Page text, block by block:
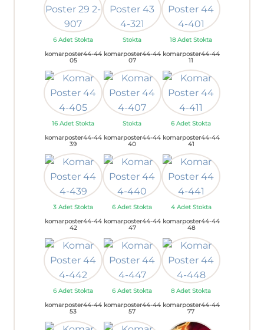
6 Adet Stokta Stokta
18 Adet Stokta
komarposter44-44
05
16 Adet Stokta
komarposter44-44
07
Stokta
komarposter44-44
11
6 Adet Stokta
komarposter44-44
39
3 Adet Stokta
komarposter44-44
40
6 Adet Stokta
komarposter44-44
41
4 Adet Stokta
komarposter44-44
42
6 Adet Stokta
komarposter44-44
47
6 Adet Stokta
komarposter44-44
48
8 Adet Stokta
komarposter44-44
53
komarposter44-44
57
komarposter44-44
77